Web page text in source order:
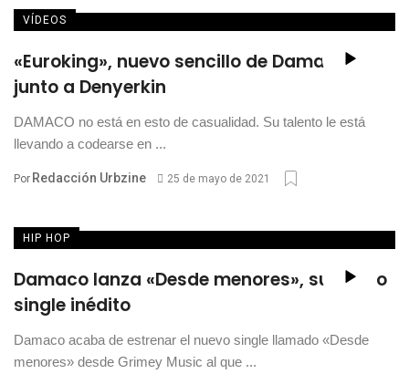
VÍDEOS
«Euroking», nuevo sencillo de Damaco
junto a Denyerkin
DAMACO no está en esto de casualidad. Su talento le está
llevando a codearse en ...
Por Redacción Urbzine 25 de mayo de 2021
HIP HOP
Damaco lanza «Desde menores», su nuevo
single inédito
Damaco acaba de estrenar el nuevo single llamado «Desde
menores» desde Grimey Music al que ...